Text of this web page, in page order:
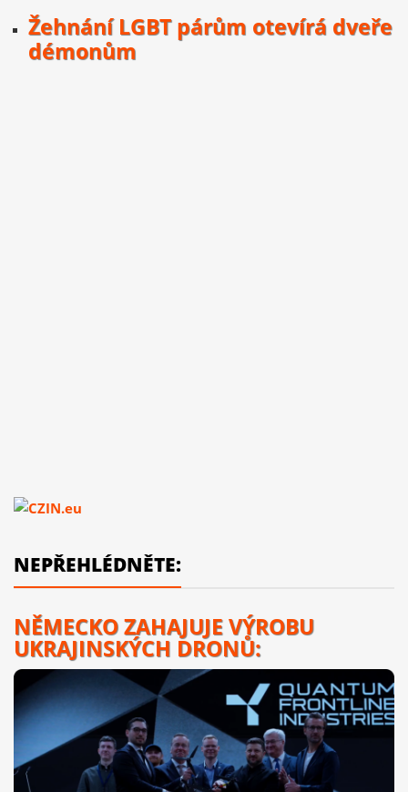
Žehnání LGBT párům otevírá dveře
démonům
NEPŘEHLÉDNĚTE:
NĚMECKO ZAHAJUJE VÝROBU
UKRAJINSKÝCH DRONŮ: